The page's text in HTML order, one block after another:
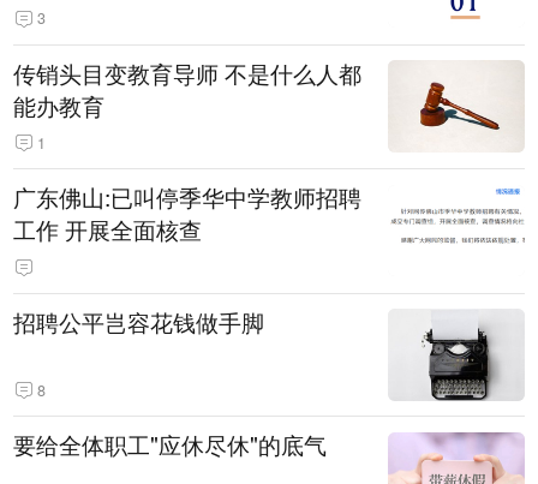
3
传销头目变教育导师 不是什么人都
能办教育
1
广东佛山:已叫停季华中学教师招聘
工作 开展全面核查
招聘公平岂容花钱做手脚
8
要给全体职工"应休尽休"的底气